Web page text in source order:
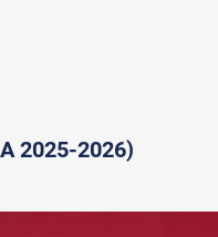
2025-2026)